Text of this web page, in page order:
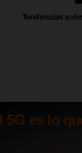
Tendencias
es lo